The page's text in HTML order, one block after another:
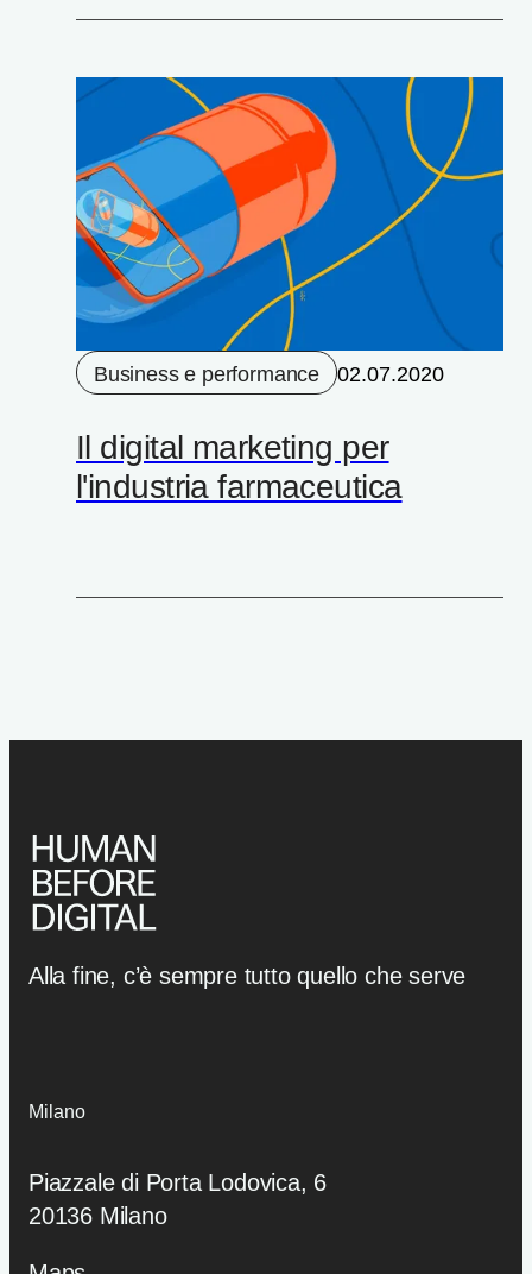
Business e performance 02.07.2020
Il digital marketing per
l'industria farmaceutica
Alla fine, c’è sempre tutto quello che serve
Milano
Piazzale di Porta Lodovica, 6
20136 Milano